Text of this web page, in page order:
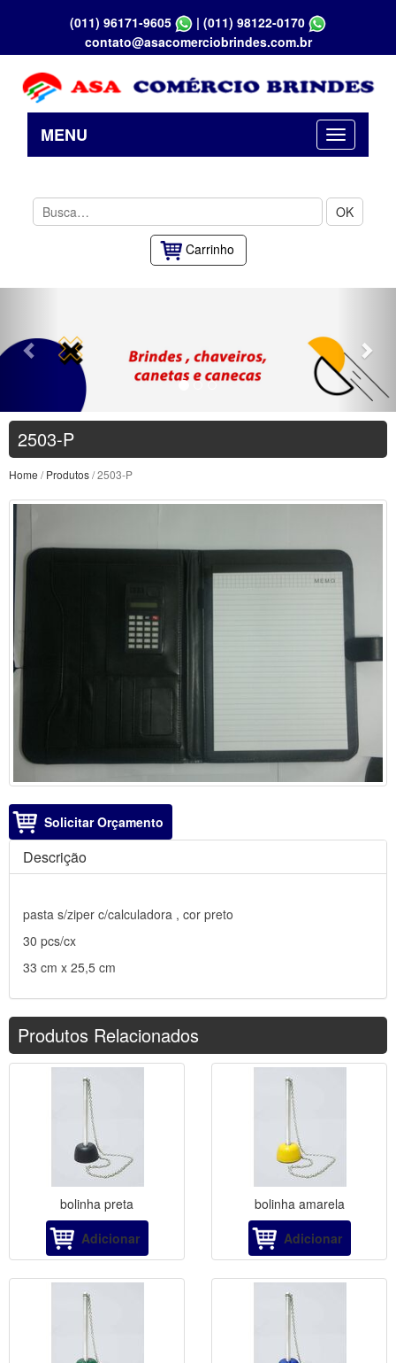
(011) 96171-9605 | (011) 98122-0170
contato@asacomerciobrindes.com.br
MENU
OK
Carrinho
2503-P
Home /Produtos/ 2503-P
Solicitar Orçamento
Descrição
pasta s/ziper c/calculadora , cor preto
30 pcs/cx
33 cm x 25,5 cm
Produtos Relacionados
bolinha preta
Adicionar
bolinha amarela
Adicionar